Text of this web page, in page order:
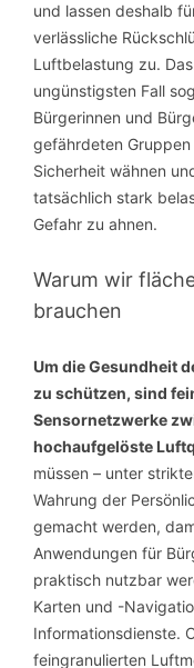
und lassen deshalb
verlässliche
Luftbelastung zu.
ungünstigsten Fall
Bürgerinnen und
gefährdeten
Sicherheit wähnen
tatsächlich stark
Gefahr zu ahnen.
Warum wir
brauchen
Um die Gesundheit
zu schützen, sind
Sensornetzwerke
hochaufgelöste
müssen – unter
Wahrung der
gemacht werden,
Anwendungen für
praktisch nutzbar
Karten und -
Informationsdienste.
feingranulierten